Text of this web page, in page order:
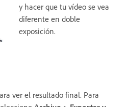
y hacer que tu vídeo se vea
diferente en doble
exposición.
ver el resultado final. Para